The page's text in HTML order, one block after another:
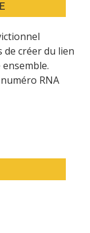
de créer du lien
RNA